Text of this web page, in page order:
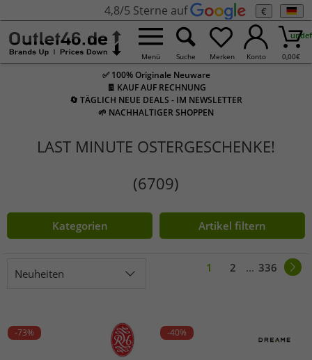
4,8/5 Sterne auf €
Menü Suche Merken Konto 0,00€
✅ 100% Originale Neuware
🧾 KAUF AUF RECHNUNG
🔄 TÄGLICH NEUE DEALS - IM NEWSLETTER
🌱 NACHHALTIGER SHOPPEN
LAST MINUTE OSTERGESCHENKE!
(6709)
Kategorien Artikel filtern
Neuheiten 1 2 ... 336
-73% -40%